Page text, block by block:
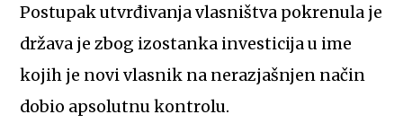
Postupak utvrđivanja vlasništva pokrenula je
država je zbog izostanka investicija u ime
kojih je novi vlasnik na nerazjašnjen način
dobio apsolutnu kontrolu.